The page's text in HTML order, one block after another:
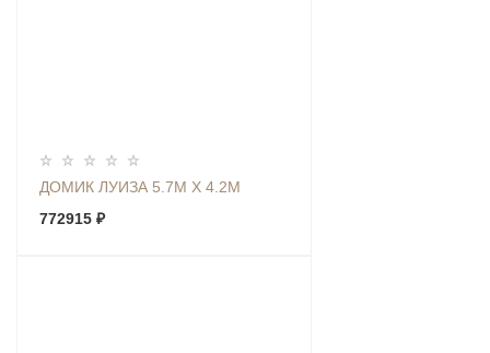
ДОМИК ЛУИЗА 5.7М Х 4.2М
772915 ₽